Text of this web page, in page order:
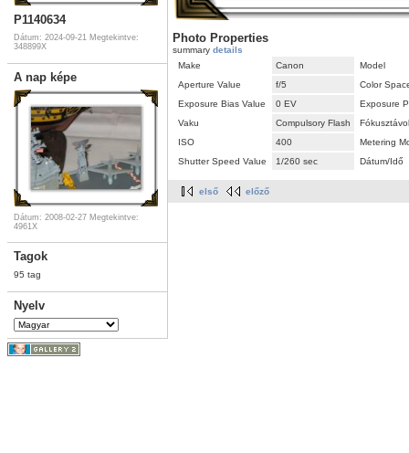
P1140634
Dátum: 2024-09-21 Megtekintve:
348899X
A nap képe
Dátum: 2008-02-27 Megtekintve:
4961X
Tagok
95 tag
Nyelv
Photo Properties
summary details
Make
Canon
Model
Aperture Value
f/5
Color
Exposure Bias Value
0 EV
Exposure
Vaku
Compulsory Flash
ISO
400
Metering
Shutter Speed Value
1/260 sec Dátum/Idő
első előző